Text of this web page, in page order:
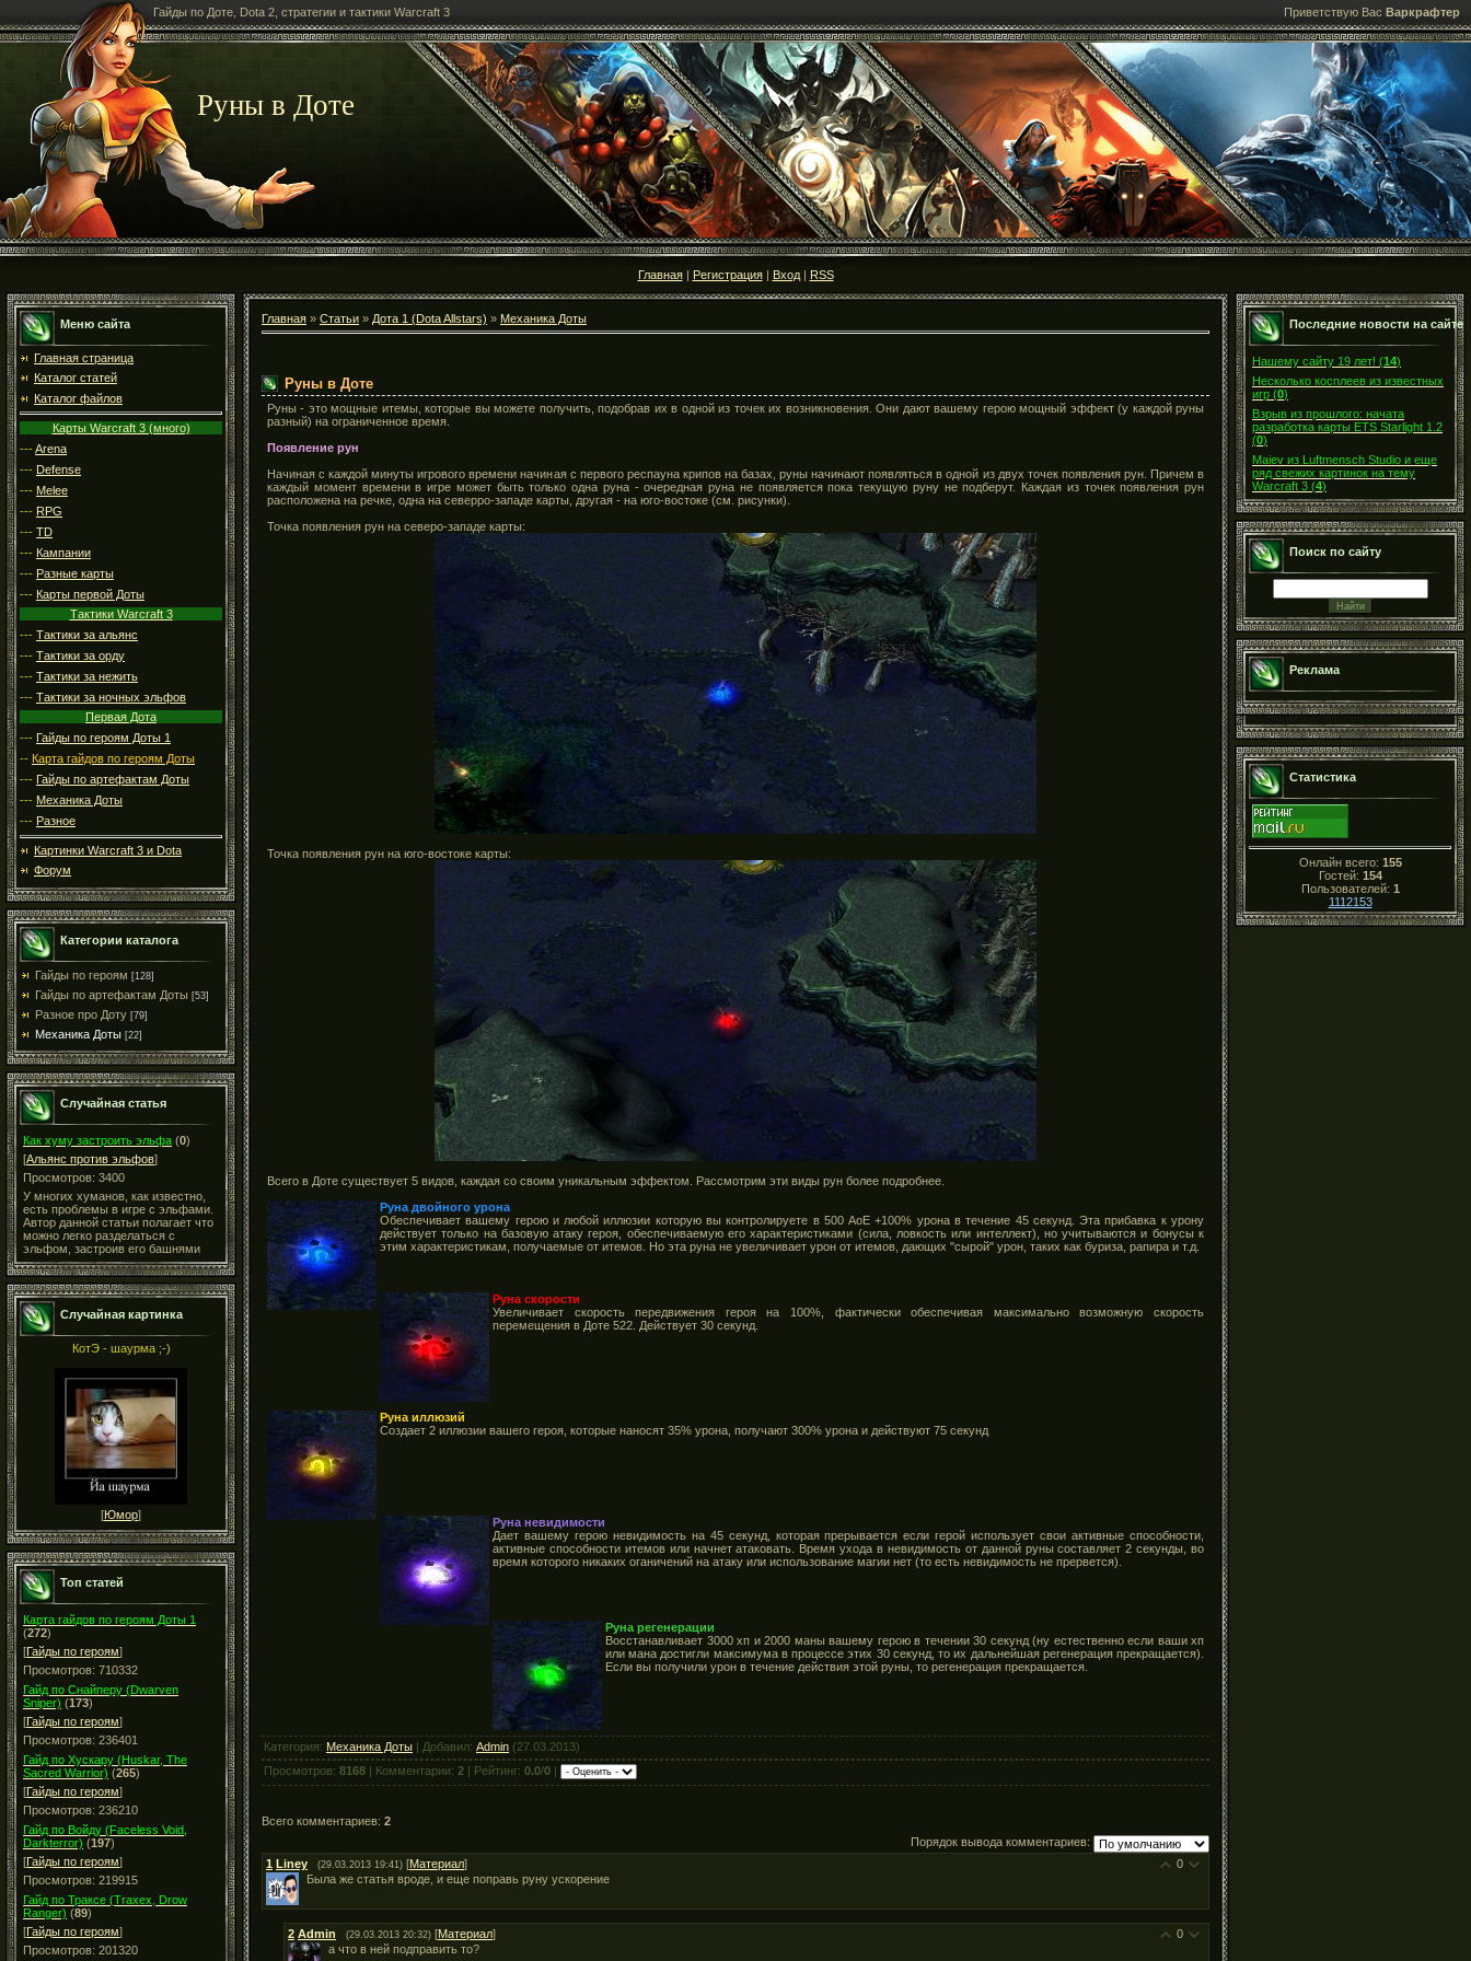
Гайды по Доте, Dota 2, стратегии и тактики Warcraft 3 Приветствую Вас Варкрафтер
Руны в Доте
Главная| Регистрация| Вход| RSS
Меню сайта
Главная страница
Каталог статей
Каталог файлов
Карты Warcraft 3 (много)
---Arena
--- Defense
--- Melee
--- RPG
--- TD
--- Кампании
--- Разные карты
--- Карты первой Доты
Тактики Warcraft 3
--- Тактики за альянс
--- Тактики за орду
--- Тактики за нежить
--- Тактики за ночных эльфов
Первая Дота
--- Гайды по героям Доты 1
-- Карта гайдов по героям Доты
--- Гайды по артефактам Доты
--- Механика Доты
--- Разное
Картинки Warcraft 3 и Dota
Форум
Категории каталога
Гайды по героям [128]
Гайды по артефактам Доты [53]
Разное про Доту [79]
Механика Доты [22]
Случайная статья
Как хуму застроить эльфа (0)
[Альянс против эльфов]
Просмотров: 3400
У многих хуманов, как известно,
есть проблемы в игре с эльфами.
Автор данной статьи полагает что
можно легко разделаться с
эльфом, застроив его башнями
Случайная картинка
КотЭ - шаурма ;-)
[Юмор]
Топ статей
Карта гайдов по героям Доты 1
(272)
[Гайды по героям]
Просмотров: 710332
Гайд по Снайперу (Dwarven
Sniper) (173)
[Гайды по героям]
Просмотров: 236401
Гайд по Хускару (Huskar, The
Sacred Warrior) (265)
[Гайды по героям]
Просмотров: 236210
Гайд по Войду (Faceless Void,
Darkterror) (197)
[Гайды по героям]
Просмотров: 219915
Гайд по Траксе (Traxex, Drow
Ranger) (89)
[Гайды по героям]
Просмотров: 201320
Главная » Статьи » Дота 1 (Dota Allstars) » Механика Доты
Руны в Доте
Руны - это мощные итемы, которые вы можете получить, подобрав их в одной из точек их возникновения. Они дают вашему герою мощный эффект (у каждой руны
разный) на ограниченное время.
Появление рун
Начиная с каждой минуты игрового времени начиная с первого респауна крипов на базах, руны начинают появляться в одной из двух точек появления рун. Причем в
каждый момент времени в игре может быть только одна руна - очередная руна не появляется пока текущую руну не подберут. Каждая из точек появления рун
расположена на речке, одна на северро-западе карты, другая - на юго-востоке (см. рисунки).
Точка появления рун на северо-западе карты:
Точка появления рун на юго-востоке карты:
Всего в Доте существует 5 видов, каждая со своим уникальным эффектом. Рассмотрим эти виды рун более подробнее.
Руна двойного урона
Обеспечивает вашему герою и любой иллюзии которую вы контролируете в 500 АоЕ +100% урона в течение 45 секунд. Эта прибавка к урону
действует только на базовую атаку героя, обеспечиваемую его характеристиками (сила, ловкость или интеллект), но учитываются и бонусы к
этим характеристикам, получаемые от итемов. Но эта руна не увеличивает урон от итемов, дающих "сырой" урон, таких как буриза, рапира и т.д.
Руна скорости
Увеличивает скорость передвижения героя на 100%, фактически обеспечивая максимально возможную скорость
перемещения в Доте 522. Действует 30 секунд.
Руна иллюзий
Создает 2 иллюзии вашего героя, которые наносят 35% урона, получают 300% урона и действуют 75 секунд
Руна невидимости
Дает вашему герою невидимость на 45 секунд, которая прерывается если герой использует свои активные способности,
активные способности итемов или начнет атаковать. Время ухода в невидимость от данной руны составляет 2 секунды, во
время которого никаких оганичений на атаку или использование магии нет (то есть невидимость не прервется).
Руна регенерации
Восстанавливает 3000 хп и 2000 маны вашему герою в течении 30 секунд (ну естественно если ваши хп
или мана достигли максимума в процессе этих 30 секунд, то их дальнейшая регенерация прекращается).
Если вы получили урон в течение действия этой руны, то регенерация прекращается.
Категория: Механика Доты | Добавил: Admin (27.03.2013)
Просмотров: 8168 | Комментарии: 2 | Рейтинг: 0.0/0 |
Всего комментариев: 2
Порядок вывода комментариев:
0
1 Liney (29.03.2013 19:41) [Материал]
Была же статья вроде, и еще поправь руну ускорение
0
2 Admin (29.03.2013 20:32) [Материал]
а что в ней подправить то?
Последние новости на сайте
Нашему сайту 19 лет! (14)
Несколько косплеев из известных
игр (0)
Взрыв из прошлого: начата
разработка карты ETS Starlight 1.2
(0)
Maiev из Luftmensch Studio и еще
ряд свежих картинок на тему
Warcraft 3 (4)
Поиск по сайту
Реклама
Статистика
Онлайн всего: 155
Гостей: 154
Пользователей: 1
1112153